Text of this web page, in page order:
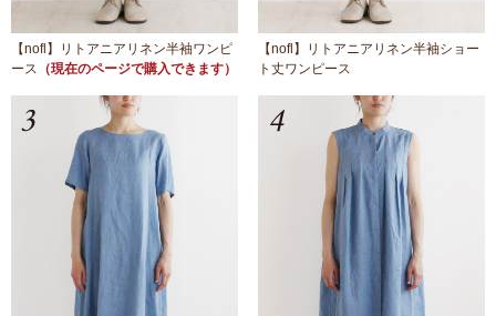
【nofl】リトアニアリネン半袖ワンピ
ース （現在のページで購入できます）
【nofl】リトアニアリネン半袖ショー
ト丈ワンピース